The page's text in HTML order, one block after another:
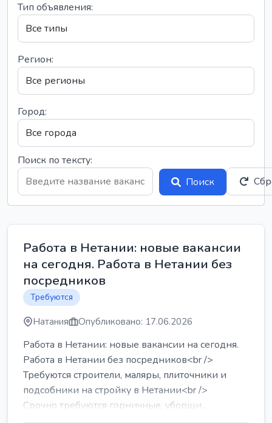
Тип объявления:
Регион:
Город:
Поиск по тексту:
Поиск
Работа в Нетании: новые вакансии
на сегодня. Работа в Нетании без
посредников
Требуются
Натания Опубликовано: 17.06.2026
Работа в Нетании: новые вакансии на сегодня.
Работа в Нетании без посредников<br />
Требуются строители, маляры, плиточники и
подсобники на стройку в Нетании<br />
Срочно требуются горничные, уборщи...